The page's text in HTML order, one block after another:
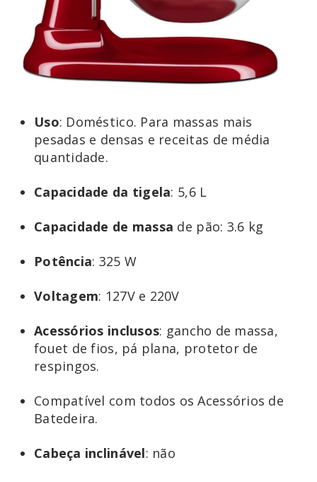
Uso: Doméstico. Para massas mais
pesadas e densas e receitas de média
quantidade.
Capacidade da tigela: 5,6 L
Capacidade de massa de pão: 3.6 kg
Potência: 325 W
Voltagem: 127V e 220V
Acessórios inclusos: gancho de massa,
fouet de fios, pá plana, protetor de
respingos.
Compatível com todos os Acessórios de
Batedeira.
Cabeça inclinável: não